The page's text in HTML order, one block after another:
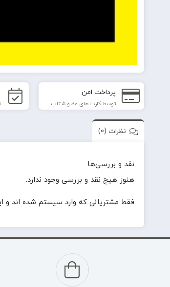
پرداخت امن
توسط کارت های عضو شتاب
نظرات (0)
نقد و بررسی‌ها
هنوز هیچ نقد و بررسی وجود ندارد.
فقط مشتریانی که وارد سیستم شده اند و